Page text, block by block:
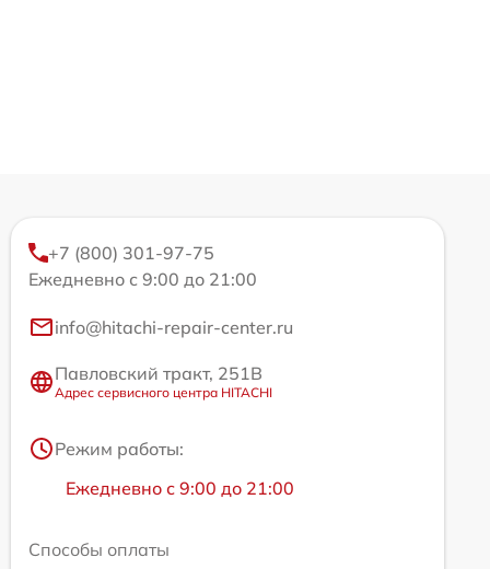
+7 (800) 301-97-75
Ежедневно с 9:00 до 21:00
info@hitachi-repair-center.ru
Павловский тракт, 251В
Адрес сервисного центра HITACHI
Режим работы:
Ежедневно с 9:00 до 21:00
Способы оплаты